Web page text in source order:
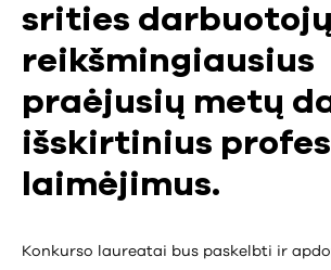
srities darbuotojų
reikšmingiausius
praėjusių metų
išskirtinius
laimėjimus.
Konkurso laureatai bus paskelbti ir